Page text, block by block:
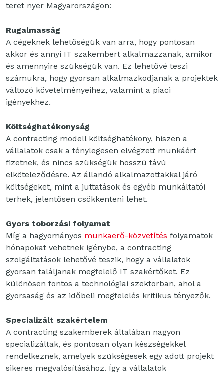
teret nyer Magyarországon:
Rugalmasság
A cégeknek lehetőségük van arra, hogy pontosan
akkor és annyi IT szakembert alkalmazzanak, amikor
és amennyire szükségük van. Ez lehetővé teszi
számukra, hogy gyorsan alkalmazkodjanak a projektek
változó követelményeihez, valamint a piaci
igényekhez.
Költséghatékonyság
A contracting modell költséghatékony, hiszen a
vállalatok csak a ténylegesen elvégzett munkáért
fizetnek, és nincs szükségük hosszú távú
elköteleződésre. Az állandó alkalmazottakkal járó
költségeket, mint a juttatások és egyéb munkáltatói
terhek, jelentősen csökkenteni lehet.
Gyors toborzási folyamat
Míg a hagyományos munkaerő-közvetítés folyamatok
hónapokat vehetnek igénybe, a contracting
szolgáltatások lehetővé teszik, hogy a vállalatok
gyorsan találjanak megfelelő IT szakértőket. Ez
különösen fontos a technológiai szektorban, ahol a
gyorsaság és az időbeli megfelelés kritikus tényezők.
Specializált szakértelem
A contracting szakemberek általában nagyon
specializáltak, és pontosan olyan készségekkel
rendelkeznek, amelyek szükségesek egy adott projekt
sikeres megvalósításához. Így a vállalatok